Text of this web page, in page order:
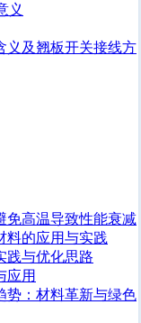
义
义及翘板开关接线方
免高温导致性能衰减
料的应用与实践
践与优化思路
应用
势：材料革新与绿色